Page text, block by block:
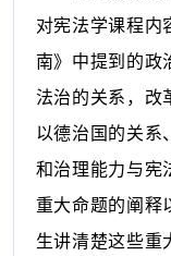
对宪法学课程内
南》中提到的政
法治的关系，改
以德治国的关系
和治理能力与宪
重大命题的阐释
生讲清楚这些重